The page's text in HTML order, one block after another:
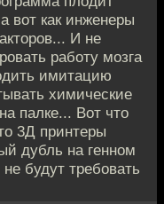
вот как инженеры
И не
работу мозга
имитацию
химические
палке... Вот что
3Д принтеры
дубль на генном
будут требовать